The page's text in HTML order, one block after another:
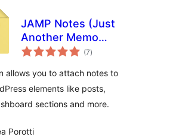
JAMP Notes (Just
Another Memo
Plugin)
(7total
de
)
allows you to attach notes to
elements like posts,
sections and more.
Porotti